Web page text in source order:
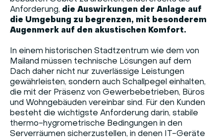
Anforderung, die Auswirkungen der Anlage auf
die Umgebung zu begrenzen, mit besonderem
Augenmerk auf den akustischen Komfort.
In einem historischen Stadtzentrum wie dem von
Mailand müssen technische Lösungen auf dem
Dach daher nicht nur zuverlässige Leistungen
gewährleisten, sondern auch Schallpegel einhalten,
die mit der Präsenz von Gewerbebetrieben, Büros
und Wohngebäuden vereinbar sind. Für den Kunden
besteht die wichtigste Anforderung darin, stabile
thermo-hygrometrische Bedingungen in den
Serverräumen sicherzustellen, in denen IT-Geräte